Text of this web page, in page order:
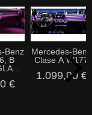
Benz
B
€
Mercedes-Benz
Clase A W177
1.099,00 €